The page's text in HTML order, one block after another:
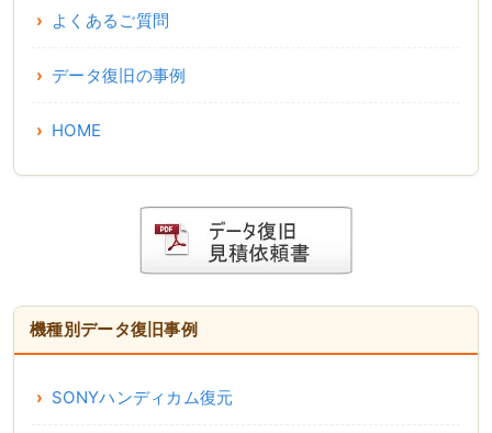
よくあるご質問
データ復旧の事例
HOME
機種別データ復旧事例
SONYハンディカム復元